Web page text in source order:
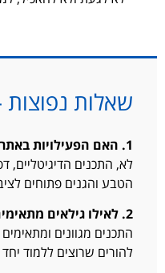
שאלות נפוצות –
1. האם הפעילויות באתר כרוכות בתשלום?
לא, התכנים הדיגיטליים,
הטבע והגנים פתוחים
2. לאילו גילאים מתאימים התכנים?
התכנים מגוונים ומתאימים
להורים שרוצים ללמוד